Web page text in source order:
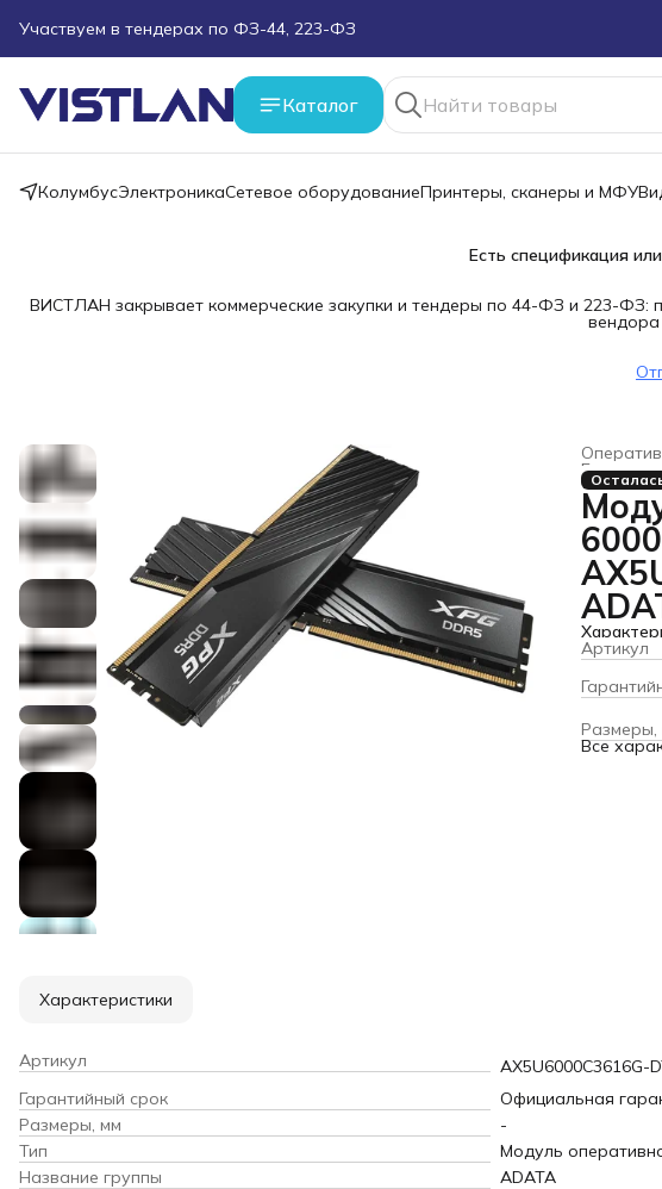
Поможем подобрать оборудование под ТЗ
Пуско-наладочные работы
Каталог
КолумбусЭлектроникаСетевое оборудованиеПринтеры, сканеры и МФУ
Есть спецификация
ВИСТЛАН закрывает коммерческие закупки и тендеры по 44-ФЗ и 223-
вендора
Главная ›
Артикул
Размеры,
Все
Характеристики
Артикул
AX5U6000C3616G-
Гарантийный срок
Официальная
Размеры, мм
-
Тип
Модуль
Название группы
ADATA